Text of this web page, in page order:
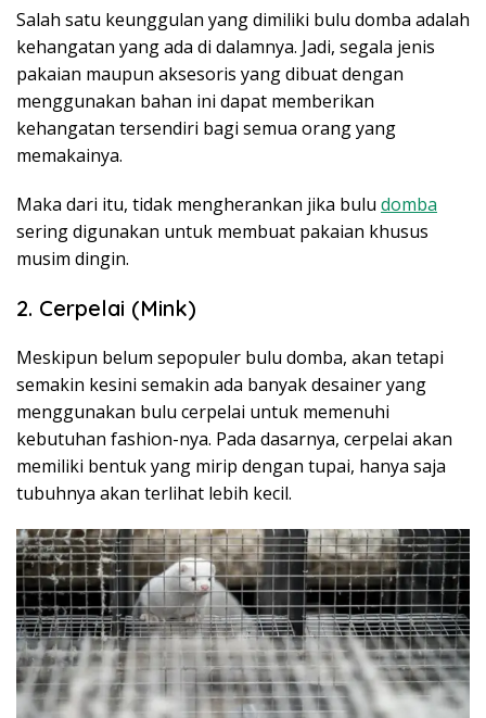
Salah satu keunggulan yang dimiliki bulu domba adalah
kehangatan yang ada di dalamnya. Jadi, segala jenis
pakaian maupun aksesoris yang dibuat dengan
menggunakan bahan ini dapat memberikan
kehangatan tersendiri bagi semua orang yang
memakainya.
Maka dari itu, tidak mengherankan jika bulu domba
sering digunakan untuk membuat pakaian khusus
musim dingin.
2. Cerpelai (Mink)
Meskipun belum sepopuler bulu domba, akan tetapi
semakin kesini semakin ada banyak desainer yang
menggunakan bulu cerpelai untuk memenuhi
kebutuhan fashion-nya. Pada dasarnya, cerpelai akan
memiliki bentuk yang mirip dengan tupai, hanya saja
tubuhnya akan terlihat lebih kecil.